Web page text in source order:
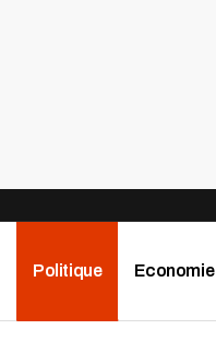
Politique Economie